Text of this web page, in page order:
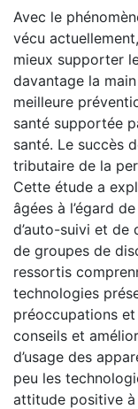
Avec le
vécu
mieux supporter
davantage la
meilleure
santé supportée
santé. Le succès
tributaire de la
Cette étude a
âgées à l’égard
d’auto-suivi et de
de groupes de
ressortis
technologies
préoccupations
conseils et
d’usage des
peu les
attitude positive